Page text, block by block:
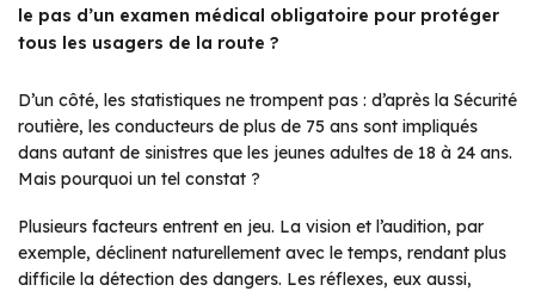
le pas d’un examen médical obligatoire pour protéger
tous les usagers de la route ?
D’un côté, les statistiques ne trompent pas : d’après la Sécurité
routière, les conducteurs de plus de 75 ans sont impliqués
dans autant de sinistres que les jeunes adultes de 18 à 24 ans.
Mais pourquoi un tel constat ?
Plusieurs facteurs entrent en jeu. La vision et l’audition, par
exemple, déclinent naturellement avec le temps, rendant plus
difficile la détection des dangers. Les réflexes, eux aussi,